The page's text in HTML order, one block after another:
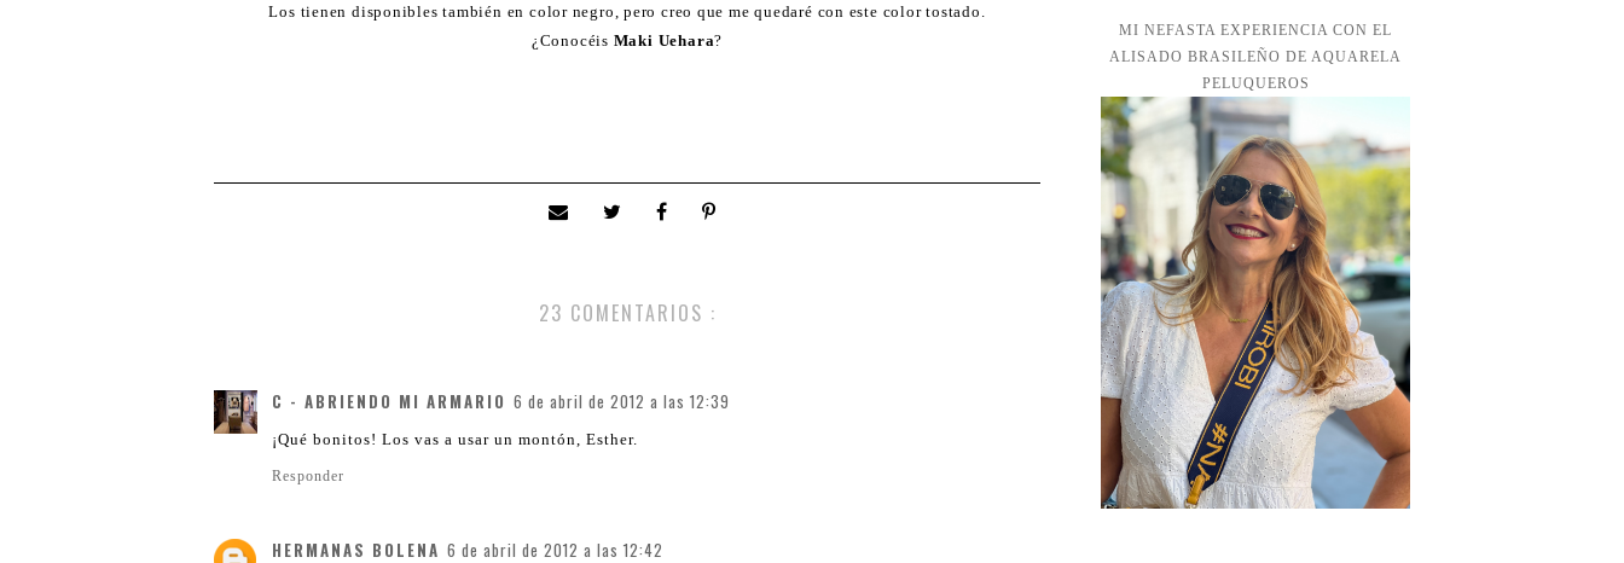
Los tienen disponibles también en color negro, pero creo que me quedaré con este color tostado.
¿Conocéis Maki Uehara?
23 COMENTARIOS :
C - ABRIENDO MI ARMARIO 6 de abril de 2012 a las 12:39
¡Qué bonitos! Los vas a usar un montón, Esther.
Responder
HERMANAS BOLENA 6 de abril de 2012 a las 12:42
MI NEFASTA EXPERIENCIA CON EL
ALISADO BRASILEÑO DE AQUARELA
PELUQUEROS